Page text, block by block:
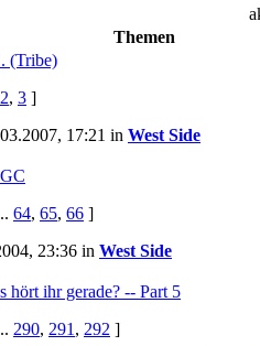
Themen
(Tribe)
2, 3 ]
17:21 in West Side
64, 65, 66 ]
23:36 in West Side
hört ihr gerade? -- Part 5
290, 291 , 292 ]